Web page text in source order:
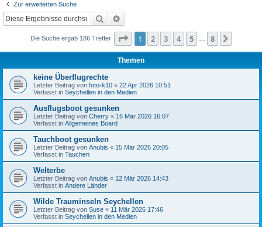
Zur erweiterten Suche
Suche
Die Suche ergab 186 Treffer Seite 1von
1 2 3 4 5 8
Themen
keine Überflugrechte
Letzter Beitrag von foto-k10 « 22 Apr 2026 10:51
Verfasst in Seychellen in den Medien
Ausflugsboot gesunken
Letzter Beitrag von Cherry « 16 Mär 2026 16:07
Verfasst in Allgemeines Board
Tauchboot gesunken
Letzter Beitrag von Anubis « 15 Mär 2026 20:05
Verfasst in Tauchen
Welterbe
Letzter Beitrag von Anubis « 12 Mär 2026 14:43
Verfasst in Andere Länder
Wilde Trauminseln Seychellen
Letzter Beitrag von Suse « 11 Mär 2026 17:46
Verfasst in Seychellen in den Medien